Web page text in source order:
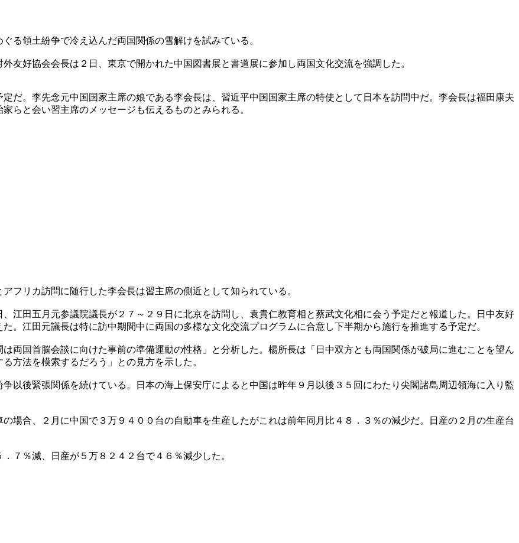
る領土紛争で冷え込んだ両国関係の雪解けを試みている。
友好協会会長は２日、東京で開かれた中国図書展と書道展に参加し両国文化交流を強調した。
だ。李先念元中国国家主席の娘である李会長は、習近平中国国家主席の特使として日本を訪問中だ。李会長は福田康夫
らと会い習主席のメッセージも伝えるものとみられる。
フリカ訪問に随行した李会長は習主席の側近として知られている。
江田五月元参議院議長が２７～２９日に北京を訪問し、袁貴仁教育相と蔡武文化相に会う予定だと報道した。日中友好
。江田元議長は特に訪中期間中に両国の多様な文化交流プログラムに合意し下半期から施行を推進する予定だ。
両国首脳会談に向けた事前の準備運動の性格」と分析した。楊所長は「日中双方とも両国関係が破局に進むことを望ん
方法を模索するだろう」との見方を示した。
以後緊張関係を続けている。日本の海上保安庁によると中国は昨年９月以後３５回にわたり尖閣諸島周辺領海に入り監
場合、２月に中国で３万９４００台の自動車を生産したがこれは前年同月比４８．３％の減少だ。日産の２月の生産台
７％減、日産が５万８２４２台で４６％減少した。